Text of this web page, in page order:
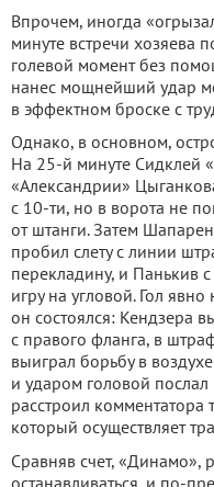
Впрочем, иногда
минуте встречи хозяева
голевой момент без
нанес мощнейший удар
в эффектном броске с
Однако, в основном,
На 25-й минуте Сидклей
«Александрии»
с 10-ти, но в ворота не
от штанги. Затем
пробил слету с линии
перекладину, и Панькив
игру на угловой. Гол
он состоялся: Кендзера
с правого фланга, в
выиграл борьбу в
и ударом головой послал
расстроил комментатора
который осуществляет
Сравняв счет, «Динамо»,
останавливаться, и по-